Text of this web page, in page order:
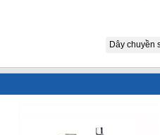
Dây chuyền